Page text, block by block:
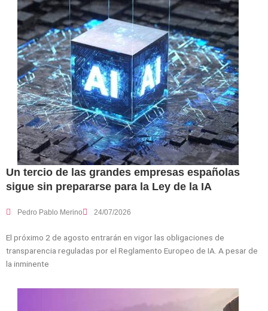
Un tercio de las grandes empresas españolas
sigue sin prepararse para la Ley de la IA
Pedro Pablo Merino 24/07/2026
El próximo 2 de agosto entrarán en vigor las obligaciones de
transparencia reguladas por el Reglamento Europeo de IA. A pesar de
la inminente